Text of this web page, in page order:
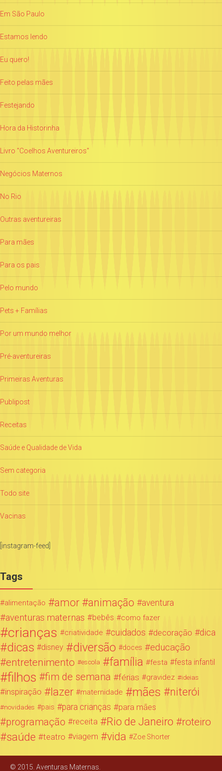
Em São Paulo
Estamos lendo
Eu quero!
Feito pelas mães
Festejando
Hora da Historinha
Livro "Coelhos Aventureiros"
Negócios Maternos
No Rio
Outras aventureiras
Para mães
Para os pais
Pelo mundo
Pets + Famílias
Por um mundo melhor
Pré-aventureiras
Primeiras Aventuras
Publipost
Receitas
Saúde e Qualidade de Vida
Sem categoria
Todo site
Vacinas
[instagram-feed]
Tags
alimentação amor animação aventura
aventuras maternas bebês como fazer
crianças criatividade cuidados decoração dica
dicas disney diversão doces educação
entretenimento escola família festa festa infantil
filhos fim de semana férias gravidez ideias
inspiração lazer maternidade mães niterói
novidades pais para crianças para mães
programação receita Rio de Janeiro roteiro
saúde teatro viagem vida Zoe Shorter
© 2015. Aventuras Maternas.